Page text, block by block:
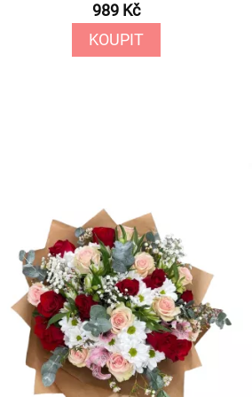
989 Kč
KOUPIT